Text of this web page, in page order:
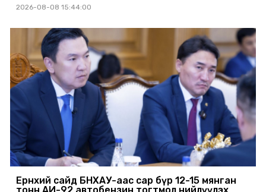
2026-08-08 15:44:00
Ерөнхий сайд БНХАУ-аас сар бүр 12-15 мянган